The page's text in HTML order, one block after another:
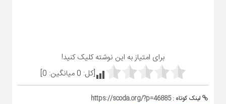
برای امتیاز به این نوشته کلیک کنید!
[کل: 0میانگین: 0
]
لینک کوتاه :https://scoda.org/?p=46885